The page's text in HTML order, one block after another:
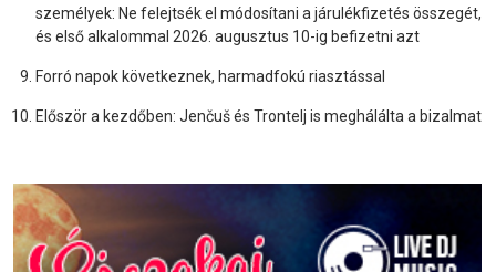
személyek: Ne felejtsék el módosítani a járulékfizetés összegét,
és első alkalommal 2026. augusztus 10-ig befizetni azt
Forró napok következnek, harmadfokú riasztással
Először a kezdőben: Jenčuš és Trontelj is meghálálta a bizalmat